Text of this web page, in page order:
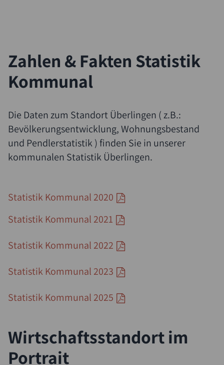
Zahlen & Fakten Statistik
Kommunal
Die Daten zum Standort Überlingen ( z.B.:
Bevölkerungsentwicklung, Wohnungsbestand
und Pendlerstatistik ) finden Sie in unserer
kommunalen Statistik Überlingen.
Statistik Kommunal 2020
Statistik Kommunal 2021
Statistik Kommunal 2022
Statistik Kommunal 2023
Statistik Kommunal 2025
Wirtschaftsstandort im
Portrait
Suche